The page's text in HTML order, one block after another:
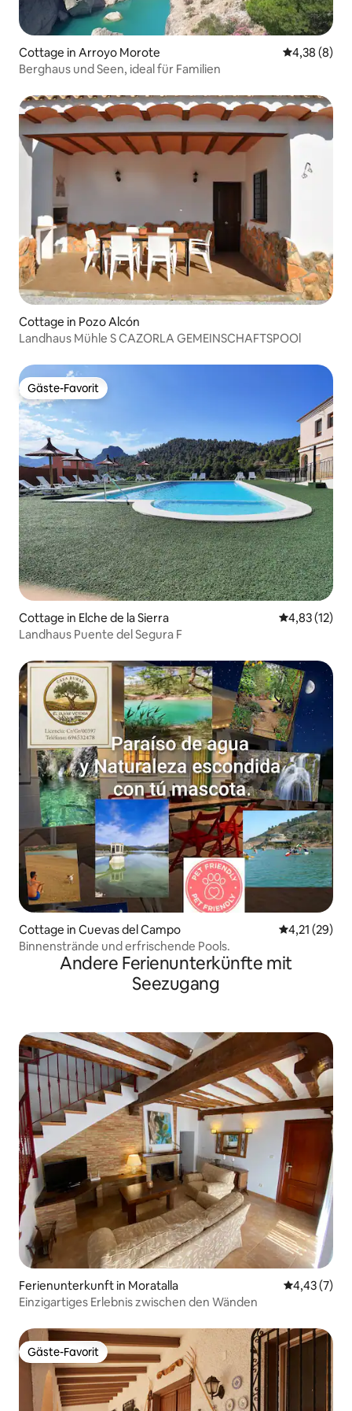
Cottage in Arroyo Morote
4,38 (8)
Berghaus und Seen, ideal für Familien
Cottage in Pozo Alcón
Landhaus Mühle S CAZORLA GEMEINSCHAFTSPOOl
Gäste-Favorit
Gäste-Favorit
Cottage in Elche de la Sierra
4,83 (12)
Landhaus Puente del Segura F
Cottage in Cuevas del Campo
4,21 (29)
Binnenstrände und erfrischende Pools.
Andere Ferienunterkünfte mit
Seezugang
Ferienunterkunft in Moratalla
4,43 (7)
Einzigartiges Erlebnis zwischen den Wänden
Gäste-Favorit
Gäste-Favorit